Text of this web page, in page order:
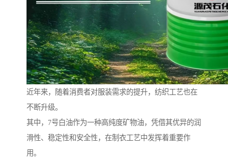
近年来，随着消费者对服装需求的提升，纺织工艺也在
不断升级。
其中，7号白油作为一种高纯度矿物油，凭借其优异的润
滑性、稳定性和安全性，在制衣工艺中发挥着重要作
用。